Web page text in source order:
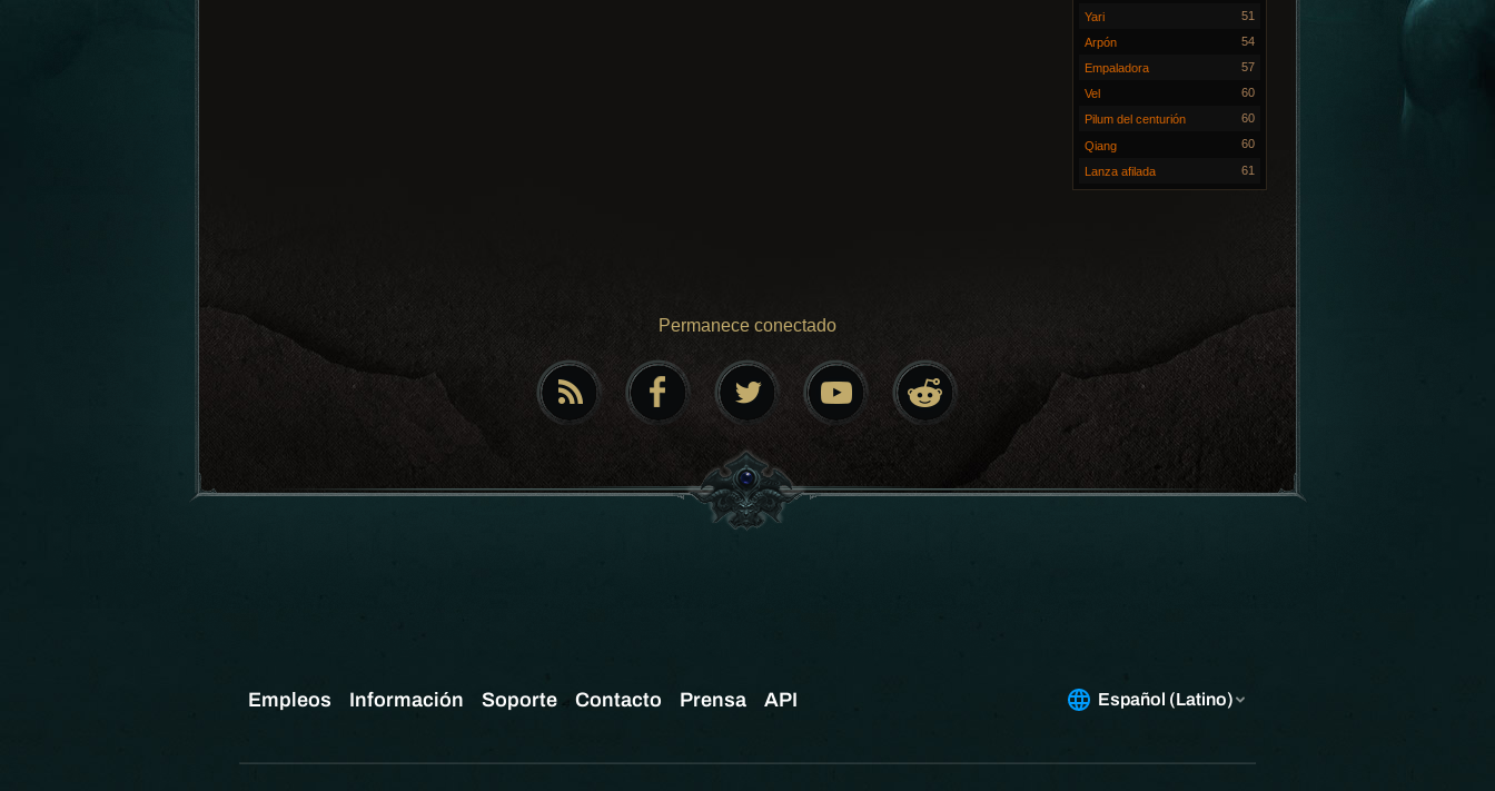
Yari 51
Arpón 54
Empaladora 57
Vel 60
Pilum del centurión 60
Qiang 60
Lanza afilada 61
Permanece conectado